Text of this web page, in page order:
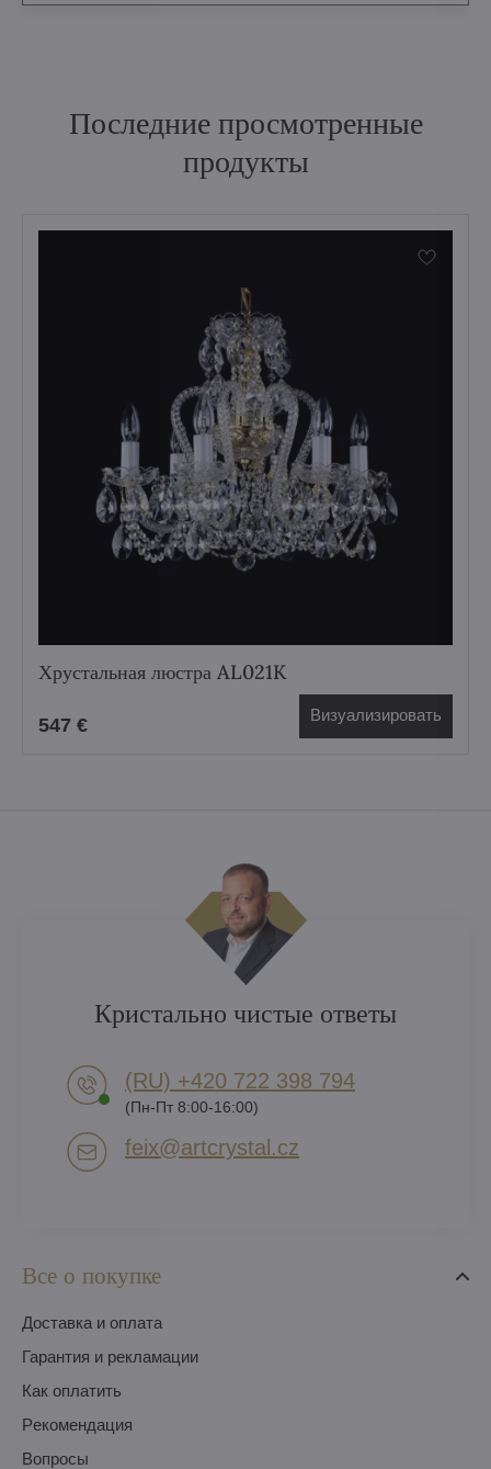
Последние просмотренные
продукты
Хрустальная люстра AL021K
547 € Визуализировать
Все о покупке
Доставка и оплата
Гарантия и рекламации
Как оплатить
Pекомендация
Вопросы
Кристально чистые ответы
(RU) +420 722 398 794​
(Пн-Пт 8:00-16:00)
feix​@artcrystal​.cz